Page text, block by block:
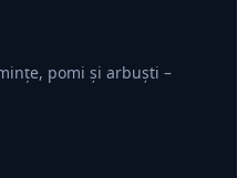
pomi și arbuști –